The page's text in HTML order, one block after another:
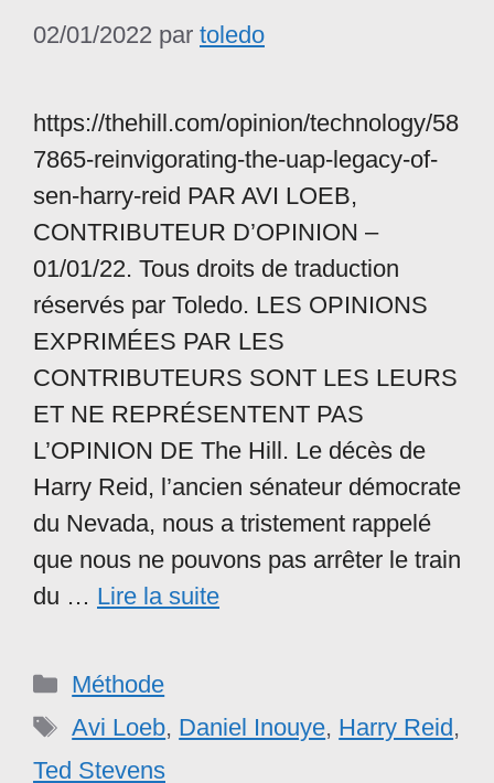
02/01/2022 par toledo
https://thehill.com/opinion/technology/58
7865-reinvigorating-the-uap-legacy-of-
sen-harry-reid PAR AVI LOEB,
CONTRIBUTEUR D’OPINION –
01/01/22. Tous droits de traduction
réservés par Toledo. LES OPINIONS
EXPRIMÉES PAR LES
CONTRIBUTEURS SONT LES LEURS
ET NE REPRÉSENTENT PAS
L’OPINION DE The Hill. Le décès de
Harry Reid, l’ancien sénateur démocrate
du Nevada, nous a tristement rappelé
que nous ne pouvons pas arrêter le train
du … Lire la suite
Catégories
Méthode
Étiquettes
Avi Loeb, Daniel Inouye, Harry Reid,
Ted Stevens